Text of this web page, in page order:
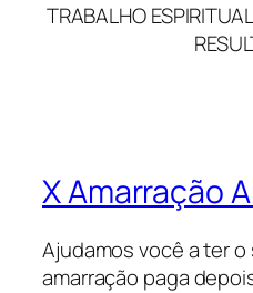
TRABALHO
X Amarração
Ajudamos você a ter
amarração paga